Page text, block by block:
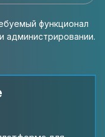
функционал
администрировании.